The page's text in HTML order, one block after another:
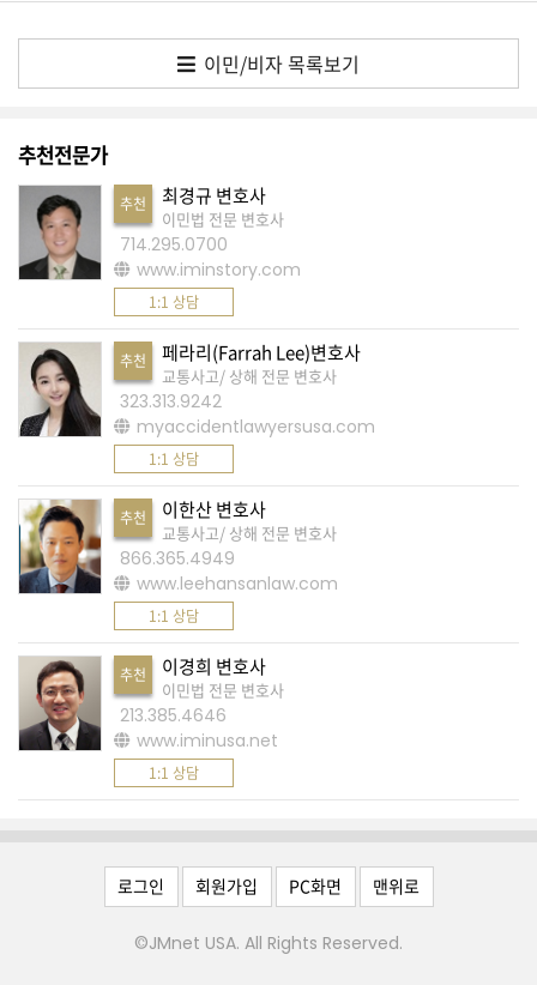
국
서
새
로
운
전
가
를
찾
니
다
.
S
K
미
국
이민/비자 목록보기
추천전문가
추천 최경규 변호사
이민법 전문 변호사
714.295.0700
www.iminstory.com
1:1 상담
추천 페라리(Farrah Lee)변호사
교통사고/ 상해 전문 변호사
323.313.9242
myaccidentlawyersusa.com
1:1 상담
추천 이한산 변호사
교통사고/ 상해 전문 변호사
866.365.4949
www.leehansanlaw.com
1:1 상담
추천 이경희 변호사
이민법 전문 변호사
213.385.4646
www.iminusa.net
1:1 상담
로그인 회원가입 PC화면 맨위로
©JMnet USA. All Rights Reserved.